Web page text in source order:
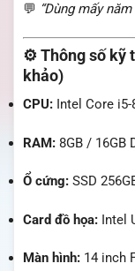
💬 “Dùng mấy
⚙️ Thông số kỹ
khảo)
CPU: Intel Core i5-
RAM: 8GB / 16GB
Ổ cứng: SSD
Card đồ họa: Intel
Màn hình: 14 inch